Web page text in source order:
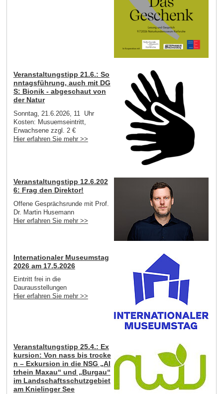
Veranstaltungstipp 21.6.: So
nntagsführung, auch mit DG
S: Bionik - abgeschaut von
der Natur
Sonntag, 21.6.2026, 11 Uhr
Kosten: Musuemseintritt,
Erwachsene zzgl. 2 €
Hier erfahren Sie mehr >>
Veranstaltungstipp 12.6.202
6: Frag den Direktor!
Offene Gesprächsrunde mit Prof.
Dr. Martin Husemann
Hier erfahren Sie mehr >>
Internationaler Museumstag
2026 am 17.5.2026
Eintritt frei in die
Daurausstellungen
Hier erfahren Sie mehr >>
Veranstaltungstipp 25.4.: Ex
kursion: Von nass bis trocke
n – Exkursion in die NSG „Al
trhein Maxau“ und „Burgau“
im Landschaftsschutzgebiet
am Knielinger See